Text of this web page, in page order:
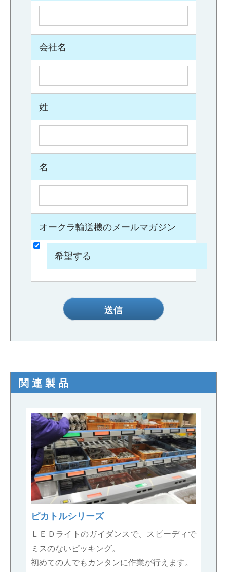
会社名
姓
名
オークラ輸送機のメールマガジン
希望する
送信
関連製品
ピカトルシリーズ
ＬＥＤライトのガイダンスで、スピーディで
ミスのないピッキング。
初めての人でもカンタンに作業が行えます。